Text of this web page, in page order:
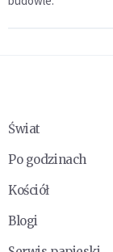
Świat
Po godzinach
Kościół
Blogi